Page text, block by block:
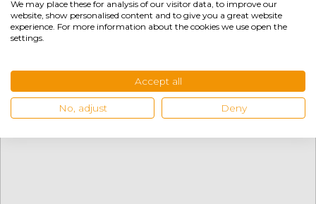
Beltenick Stuhl FIA RST800 XXL
Teppichboden
We may place these for analysis of our visitor data, to improve our
website, show personalised content and to give you a great website
experience. For more information about the cookies we use open the
settings.
Accept all
No, adjust Deny